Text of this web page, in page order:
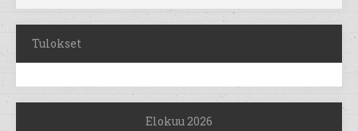
Tulokset
Elokuu 2026